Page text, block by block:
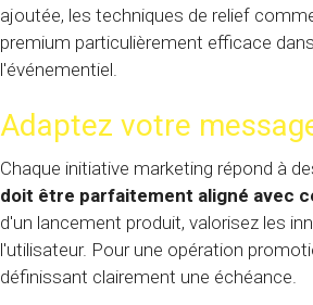
ajoutée, les techniques de relief
premium particulièrement efficace
l'événementiel.
Adaptez votre
Chaque initiative marketing répond à
doit être parfaitement aligné avec
d'un lancement produit, valorisez les
l'utilisateur. Pour une opération
définissant clairement une échéance.